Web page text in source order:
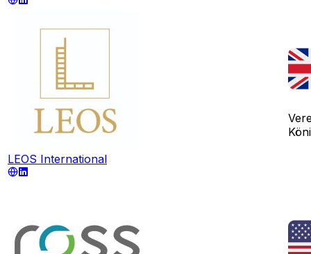
LEOS International